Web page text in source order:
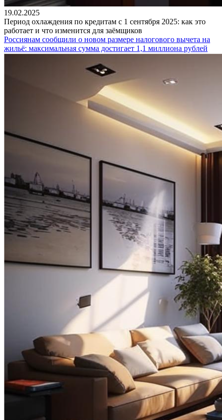
19.02.2025
Период охлаждения по кредитам с 1 сентября 2025: как это
работает и что изменится для заёмщиков
Россиянам сообщили о новом размере налогового вычета на
жильё: максимальная сумма достигает 1,1 миллиона рублей